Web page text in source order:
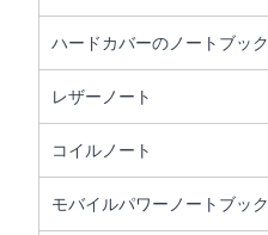
ハードカバーのノートブック
レザーノート
コイルノート
モバイルパワーノートブック